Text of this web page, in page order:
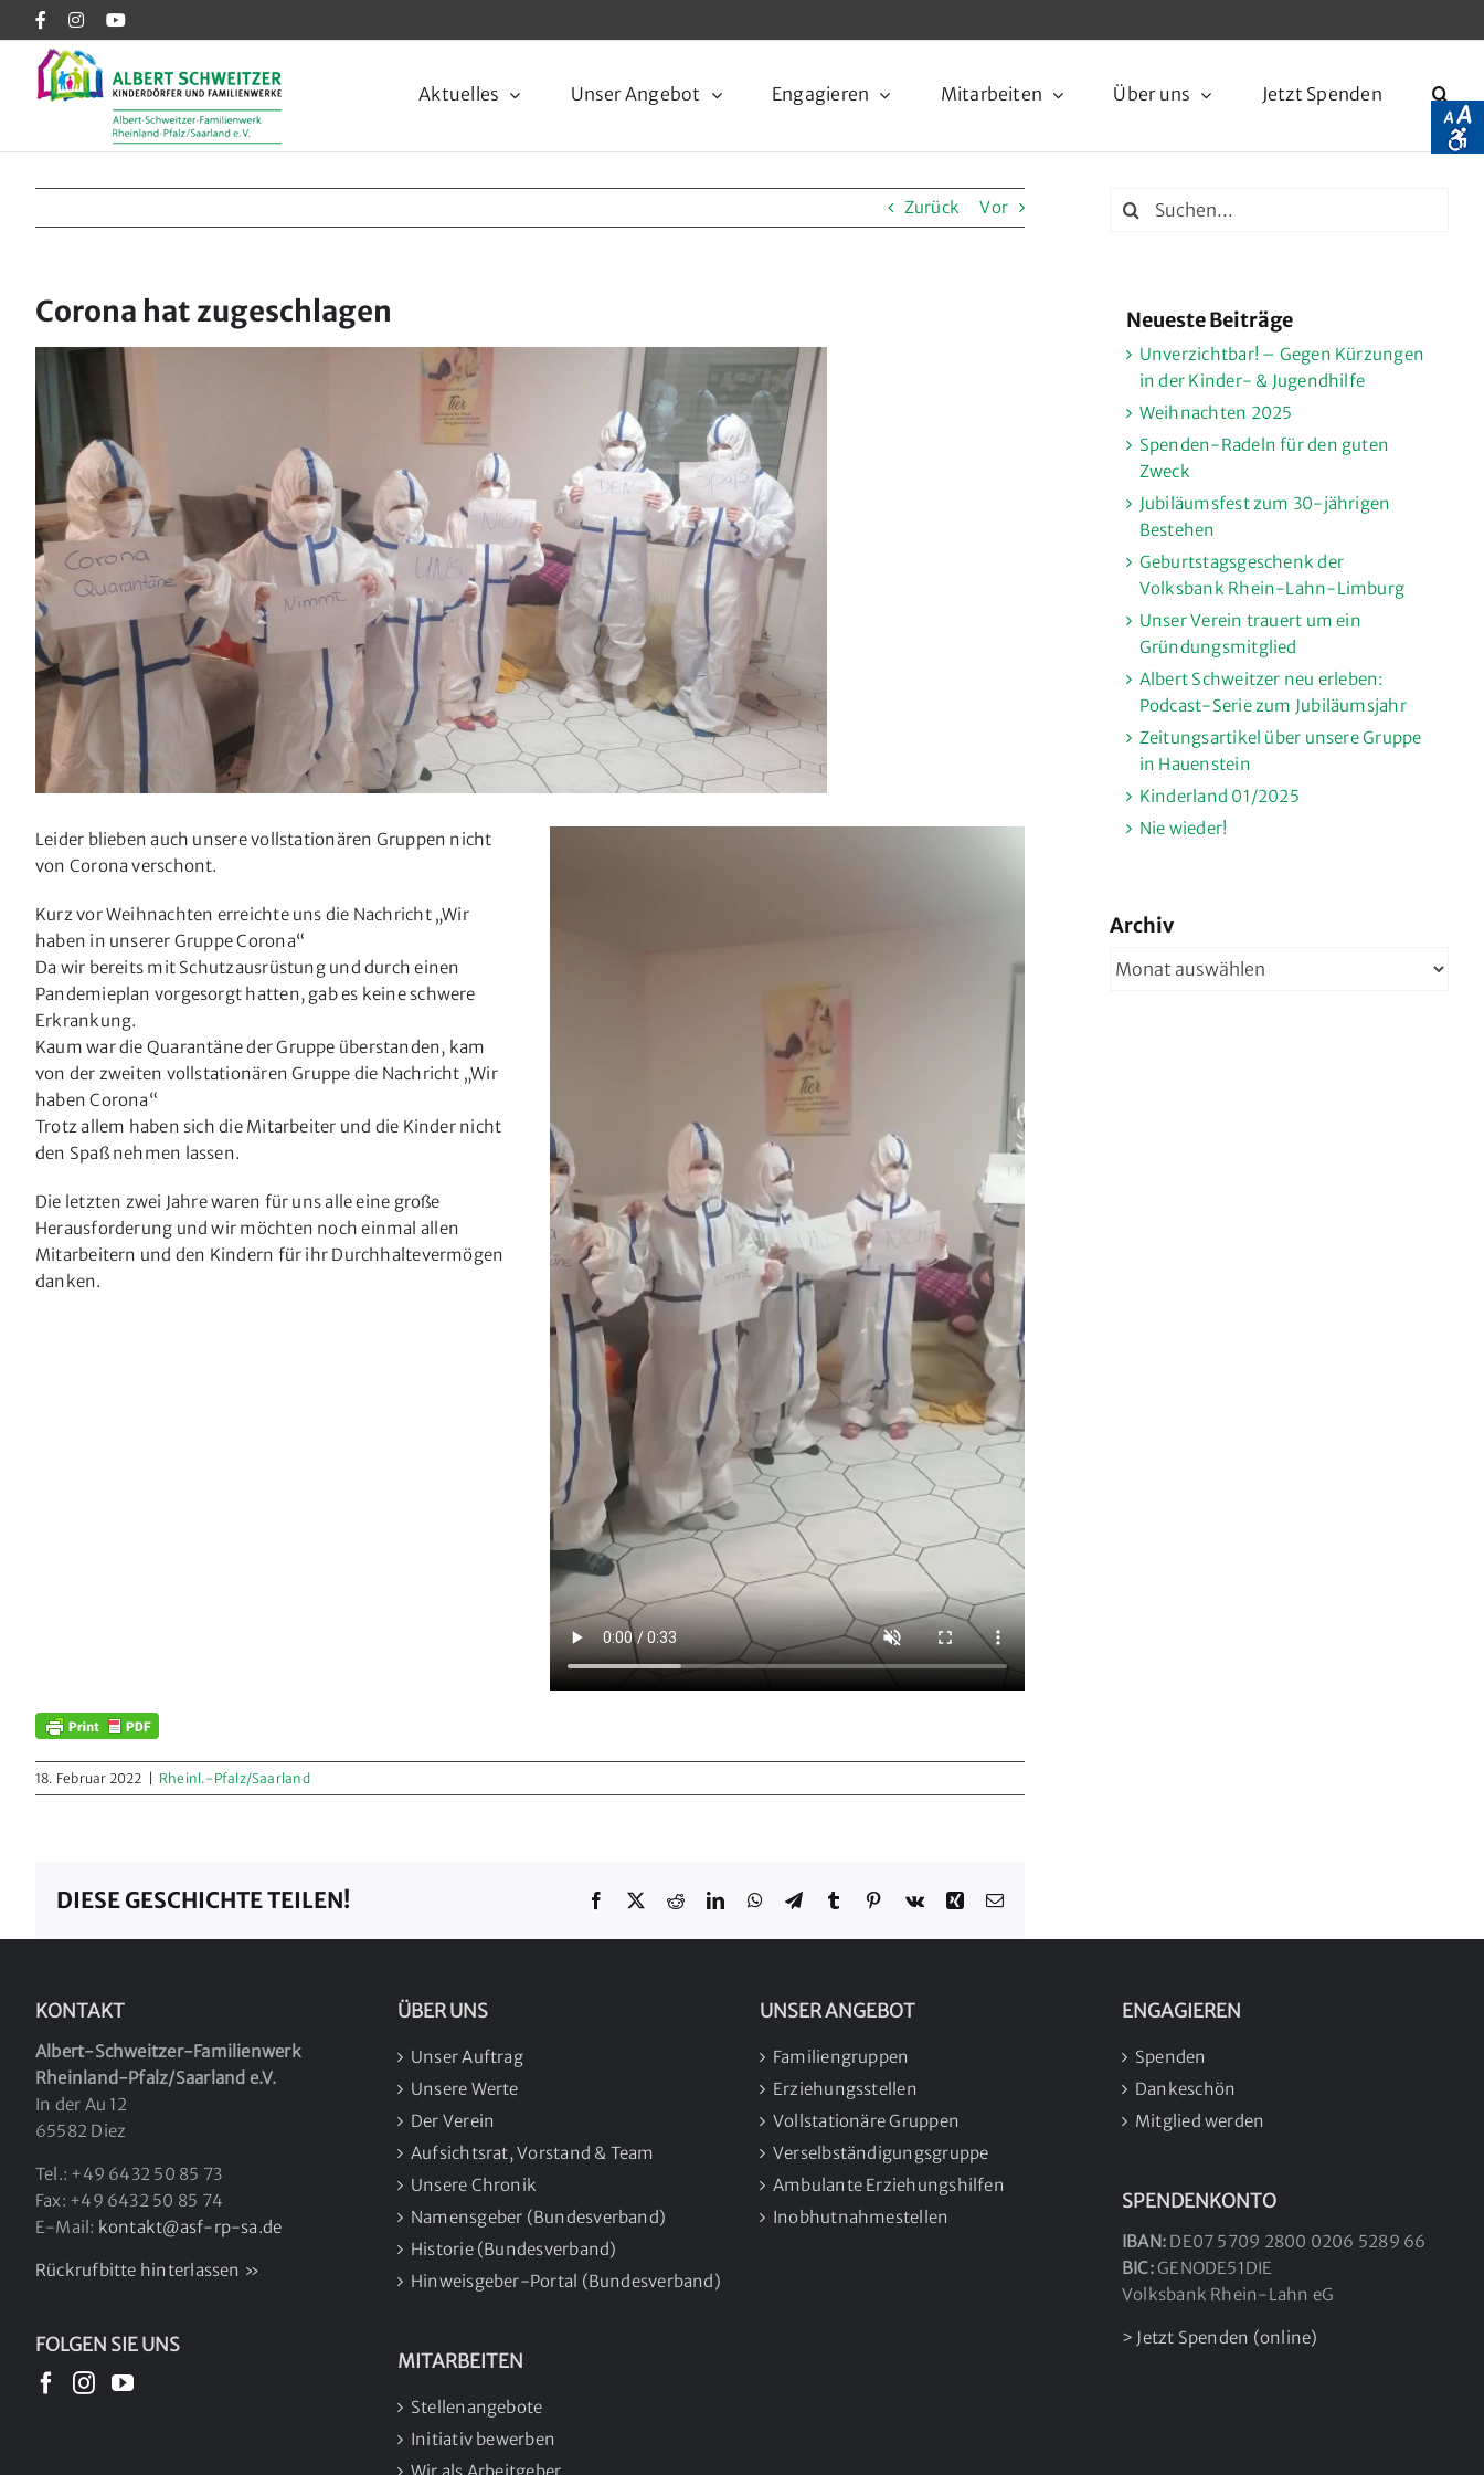
to
content
FACEBOOK
INSTAGRAM
YOUTUBE
Aktuelles Unser Angebot Engagieren Mitarbeiten Über uns Jetzt Spenden
Zurück Vor
Corona hat zugeschlagen
grösseres
Bild
Leider blieben auch unsere vollstationären Gruppen nicht
von Corona verschont.
Kurz vor Weihnachten erreichte uns die Nachricht „Wir
haben in unserer Gruppe Corona“
Da wir bereits mit Schutzausrüstung und durch einen
Pandemieplan vorgesorgt hatten, gab es keine schwere
Erkrankung.
Kaum war die Quarantäne der Gruppe überstanden, kam
von der zweiten vollstationären Gruppe die Nachricht „Wir
haben Corona“
Trotz allem haben sich die Mitarbeiter und die Kinder nicht
den Spaß nehmen lassen.
Die letzten zwei Jahre waren für uns alle eine große
Herausforderung und wir möchten noch einmal allen
Mitarbeitern und den Kindern für ihr Durchhaltevermögen
danken.
18. Februar 2022 | Rheinl.-Pfalz/Saarland
DIESE GESCHICHTE TEILEN! Facebook RedditLinkedInWhatsApp
TelegramTumblr Pinterest
Vk Xing E-
Suche
nach:
Neueste Beiträge
Unverzichtbar! – Gegen Kürzungen
in der Kinder- & Jugendhilfe
Weihnachten 2025
Spenden-Radeln für den guten
Zweck
Jubiläumsfest zum 30-jährigen
Bestehen
Geburtstagsgeschenk der
Volksbank Rhein-Lahn-Limburg
Unser Verein trauert um ein
Gründungsmitglied
Albert Schweitzer neu erleben:
Podcast-Serie zum Jubiläumsjahr
Zeitungsartikel über unsere Gruppe
in Hauenstein
Kinderland 01/2025
Nie wieder!
Archiv
Archiv
KONTAKT
Albert-Schweitzer-Familienwerk
Rheinland-Pfalz/Saarland e.V.
In der Au 12
65582 Diez
Tel.: +49 6432 50 85 73
Fax: +49 6432 50 85 74
E-Mail: kontakt@asf-rp-sa.de
Rückrufbitte hinterlassen »
FOLGEN SIE UNS
ÜBER UNS
Unser Auftrag
Unsere Werte
Der Verein
Aufsichtsrat, Vorstand & Team
Unsere Chronik
Namensgeber (Bundesverband)
Historie (Bundesverband)
Hinweisgeber-Portal (Bundesverband)
MITARBEITEN
Stellenangebote
Initiativ bewerben
UNSER ANGEBOT
Familiengruppen
Erziehungsstellen
Vollstationäre Gruppen
Verselbständigungsgruppe
Ambulante Erziehungshilfen
Inobhutnahmestellen
ENGAGIEREN
Spenden
Dankeschön
Mitglied werden
SPENDENKONTO
IBAN: DE07 5709 2800 0206 5289 66
BIC:GENODE51DIE
Volksbank Rhein-Lahn eG
> Jetzt Spenden (online)